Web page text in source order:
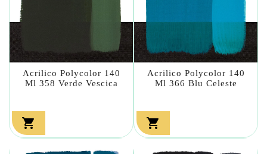
Acrilico Polycolor 140
Ml 358 Verde Vescica

Acrilico Polycolor 140
Ml 366 Blu Celeste
